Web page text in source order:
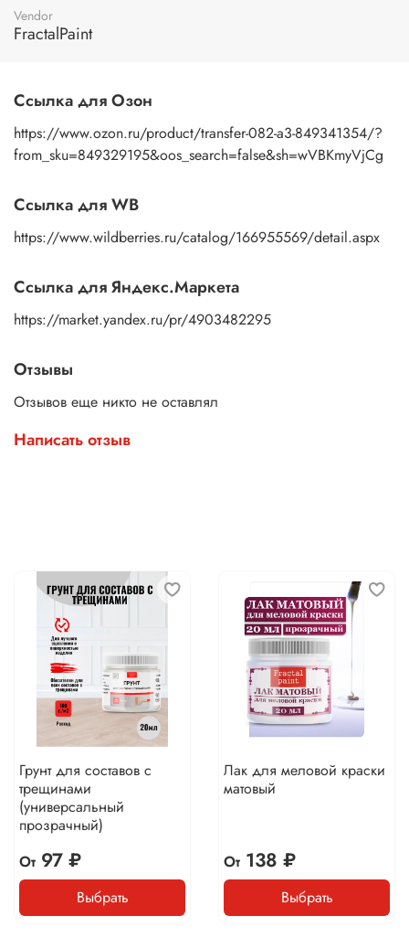
пальцами бумажную основу, сдвигаете ее на себя.
Рисунок остается на изделии. Сразу после нанесения
подойдет акриловый лак на водной основе, матовый,
глянцевый, полуглянцевый.
Vendor
FractalPaint
Ссылка для Озон
https://www.ozon.ru/product/transfer-082-a3-849341354/?
from_sku=849329195&oos_search=false&sh=wVBKmyVjCg
Ссылка для WB
https://www.wildberries.ru/catalog/166955569/detail.aspx
Ссылка для Яндекс.Маркета
https://market.yandex.ru/pr/4903482295
Отзывы
Отзывов еще никто не оставлял
Написать отзыв
Грунт для составов с
трещинами
(универсальный
прозрачный)
От97 ₽
Выбрать
Лак для меловой краски
матовый
От138 ₽
Выбрать